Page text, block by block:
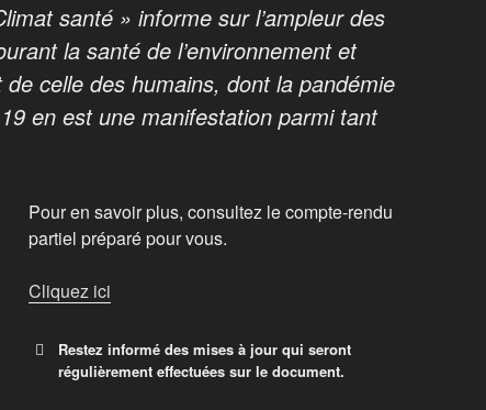
santé » informe sur l’ampleur des
la santé de l’environnement et
de celle des humains, dont la pandémie
en est une manifestation parmi tant
Pour en savoir plus, consultez le compte-rendu
partiel préparé pour vous.
Cliquez ici
Restez informé des mises à jour qui seront
régulièrement effectuées sur le document.